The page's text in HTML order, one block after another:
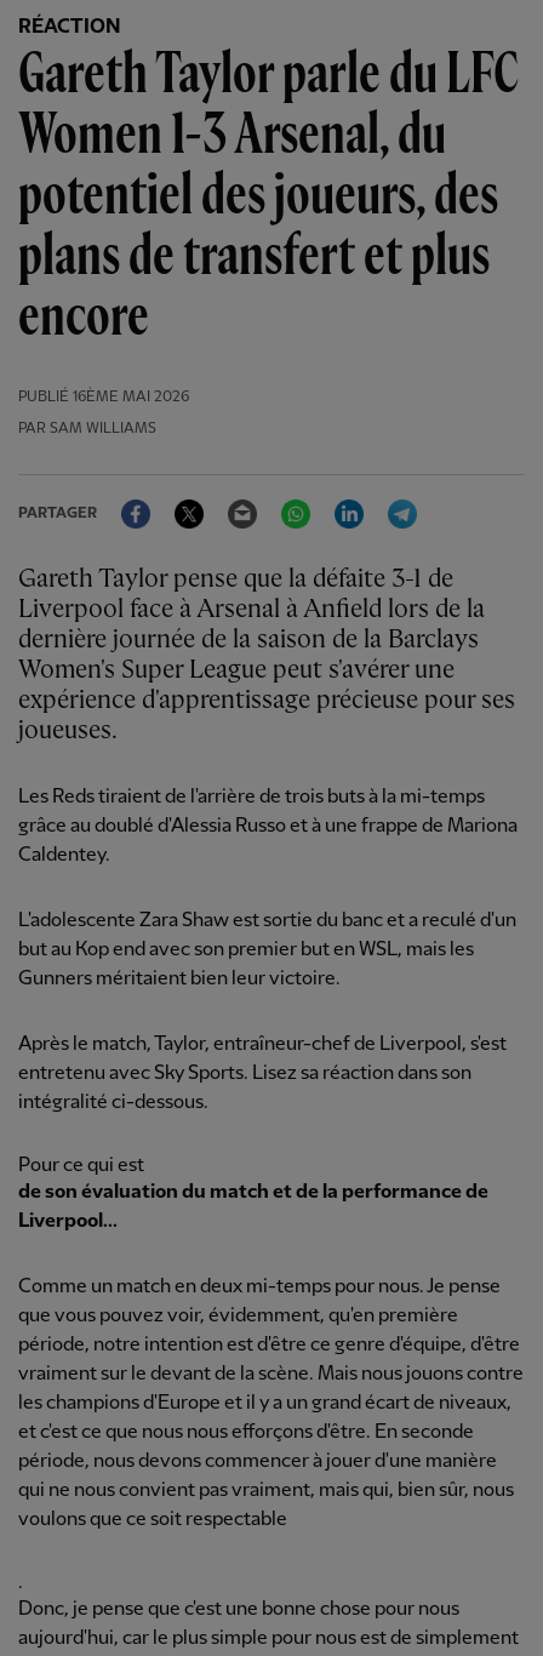
RÉACTION
Gareth Taylor parle du LFC
Women 1-3 Arsenal, du
potentiel des joueurs, des
plans de transfert et plus
encore
PUBLIÉ 16ÈME MAI 2026
PAR SAM WILLIAMS
PARTAGER
FacebookTwitter Email WhatsAppLinkedIn
Gareth Taylor pense que la défaite 3-1 de
Liverpool face à Arsenal à Anfield lors de la
dernière journée de la saison de la Barclays
Women's Super League peut s'avérer une
expérience d'apprentissage précieuse pour ses
joueuses.
Les Reds tiraient de l'arrière de trois buts à la mi-temps
grâce au doublé d'Alessia Russo et à une frappe de Mariona
Caldentey.
L'adolescente Zara Shaw est sortie du banc et a reculé d'un
but au Kop end avec son premier but en WSL, mais les
Gunners méritaient bien leur victoire.
Après le match, Taylor, entraîneur-chef de Liverpool, s'est
entretenu avec Sky Sports. Lisez sa réaction dans son
intégralité ci-dessous.
Pour ce qui est
de son évaluation du match et de la performance de
Liverpool...
Comme un match en deux mi-temps pour nous. Je pense
que vous pouvez voir, évidemment, qu'en première
période, notre intention est d'être ce genre d'équipe, d'être
vraiment sur le devant de la scène. Mais nous jouons contre
les champions d'Europe et il y a un grand écart de niveaux,
et c'est ce que nous nous efforçons d'être. En seconde
période, nous devons commencer à jouer d'une manière
qui ne nous convient pas vraiment, mais qui, bien sûr, nous
voulons que ce soit respectable
.
Donc, je pense que c'est une bonne chose pour nous
aujourd'hui, car le plus simple pour nous est de simplement